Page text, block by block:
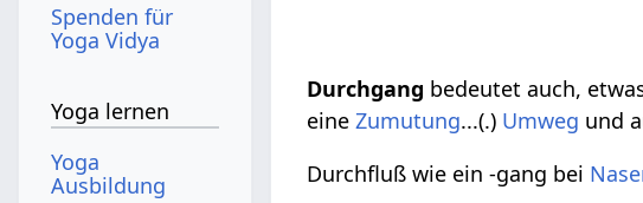
Durchgang bedeutet auch,
eineZumutung...(.) Umweg und
Durchfluß wie ein -gang bei
Spenden für
Yoga Vidya
Yoga lernen
Yoga
Ausbildung